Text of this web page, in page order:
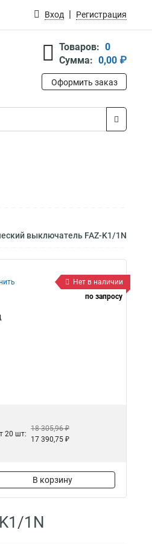
Вход Регистрация
Товаров: 0
Сумма: 0,00 ₽
Оформить заказ
выключатель FAZ-K1/1N
Нет в наличии
по запросу
20 шт:
18 305,96 ₽
17 390,75 ₽
В корзину
1N